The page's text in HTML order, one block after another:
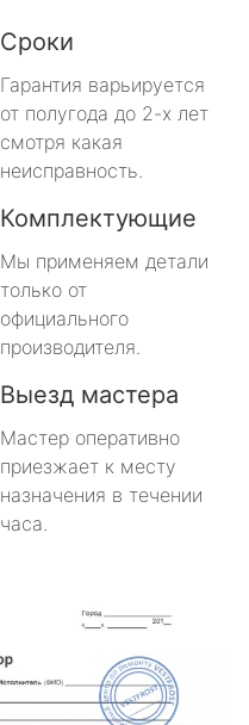
Сроки
Гарантия варьируется
от полугода до 2-х лет
смотря какая
неисправность.
Комплектующие
Мы применяем детали
только от
официального
производителя.
Выезд мастера
Мастер оперативно
приезжает к месту
назначения в течении
часа.